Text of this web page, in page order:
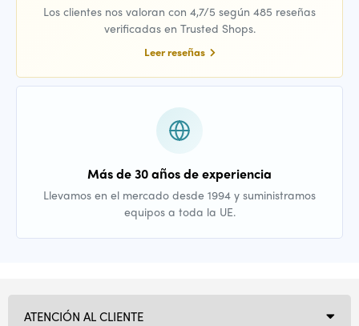
Los clientes nos valoran con 4,7/5 según 485 reseñas
verificadas en Trusted Shops.
Leer reseñas
Más de 30 años de experiencia
Llevamos en el mercado desde 1994 y suministramos
equipos a toda la UE.
ATENCIÓN AL CLIENTE